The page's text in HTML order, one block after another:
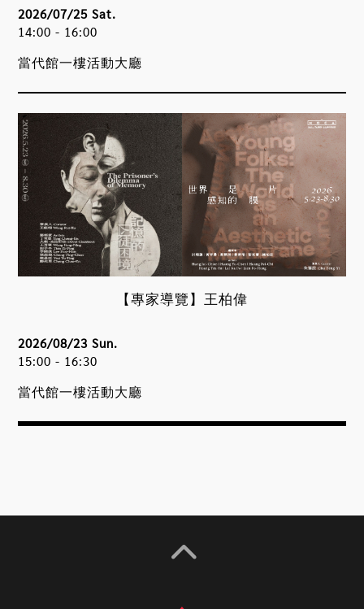
當代館一樓活動大廳
2026/07/25 Sat.
14:00 - 16:00
【專家導覽】王柏偉
當代館一樓活動大廳
2026/08/23 Sun.
15:00 - 16:30